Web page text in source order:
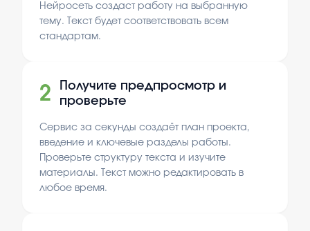
Нейросеть создаст работу на выбранную
тему. Текст будет соответствовать всем
стандартам.
2
Получите предпросмотр и
проверьте
Сервис за секунды создаёт план проекта,
введение и ключевые разделы работы.
Проверьте структуру текста и изучите
материалы. Текст можно редактировать в
любое время.